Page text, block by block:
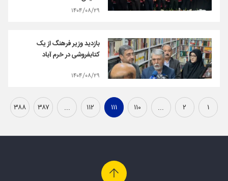
۱۴۰۴/۰۸/۲۹
بازدید وزیر فرهنگ از یک
کتابفروشی در خرم آباد
۱۴۰۴/۰۸/۲۹
۱ ۲ ... ۱۱۰ ۱۱۱ ۱۱۲ ... ۳۸۷ ۳۸۸